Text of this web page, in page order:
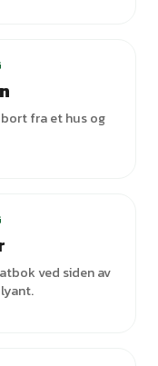
fra et hus og
ved siden av